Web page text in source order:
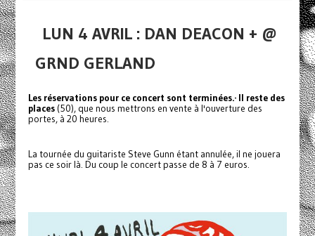
LUN 4 AVRIL : DAN DEACON + @
GRND GERLAND
Les réservations pour ce concert sont terminées.· Il reste des
places(50), que nous mettrons en vente à l'ouverture des
portes, à 20 heures.
La tournée du guitariste Steve Gunn étant annulée, il ne jouera
pas ce soir là. Du coup le concert passe de 8 à 7 euros.